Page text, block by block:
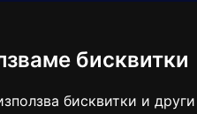
бисквитки
бисквитки и
balgarkanews@gmail.com